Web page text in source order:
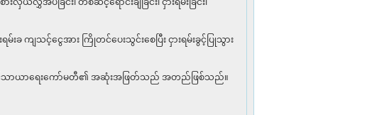
ပ်ခြင်း၊ တစ်ဆင့်ရောင်းချခြင်း၊ ငှားရမ်းခြင်း၊
ကျသင့်ငွေအား ကြိုတင်ပေးသွင်းစေပြီး ငှားရမ်းခွင့်ပြုသွား
ည်ပင်သာယာရေးကော်မတီ၏ အဆုံးအဖြတ်သည် အတည်ဖြစ်သည်။